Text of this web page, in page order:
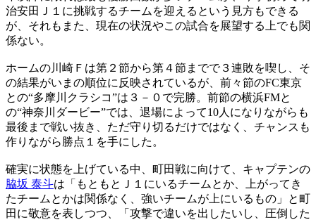
治安田Ｊ１に挑戦するチームを迎えるという見方もできる
が、それもまた、現在の状況やこの試合を展望する上でも関
係ない。
ホームの川崎Ｆは第２節から第４節までで３連敗を喫し、そ
の結果がいまの順位に反映されているが、前々節のFC東京
との“多摩川クラシコ”は３－０で完勝。前節の横浜FMと
の“神奈川ダービー”では、退場によって10人になりながらも
最後まで戦い抜き、ただ守り切るだけではなく、チャンスも
作りながら勝点１を手にした。
確実に状態を上げている中、町田戦に向けて、キャプテンの
脇坂 泰斗は「もともとＪ１にいるチームとか、上がってき
たチームとかは関係なく、強いチームが上にいるもの」と町
田に敬意を表しつつ、「攻撃で違いを出したいし、圧倒した